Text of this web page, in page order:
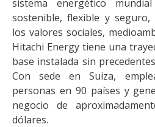
sistema energético
sostenible, flexible y seguro,
los valores sociales,
Hitachi Energy tiene una
base instalada sin
Con sede en Suiza,
personas en 90 países y
negocio de
dólares.